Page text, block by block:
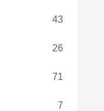
43
26
71
7